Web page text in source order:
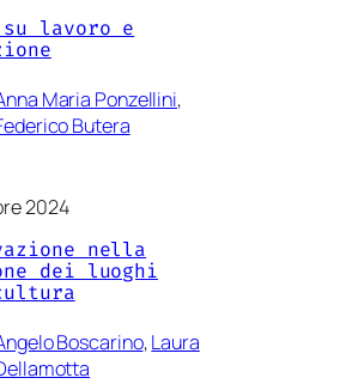
su lavoro e
Maria Ponzellini
Butera
2024
nella
dei luoghi
Boscarino, Laura